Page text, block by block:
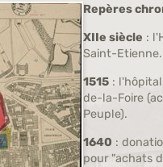
Repères
XIIe siècle :
Saint-Etienne.
1515 :
de-la-Foire
Peuple).
1640 :
pour "achats